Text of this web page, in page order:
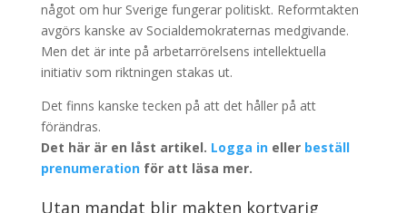
något om hur Sverige fungerar politiskt. Reformtakten
avgörs kanske av Socialdemokraternas medgivande.
Men det är inte på arbetarrörelsens intellektuella
initiativ som riktningen stakas ut.
Det finns kanske tecken på att det håller på att
förändras.
Det här är en låst artikel. Logga ineller beställ
prenumerationför att läsa mer.
Utan mandat blir makten kortvarig